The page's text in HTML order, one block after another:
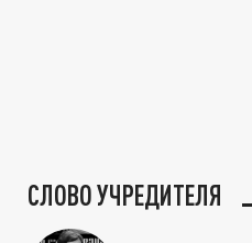
СЛОВО УЧРЕДИТЕЛЯ